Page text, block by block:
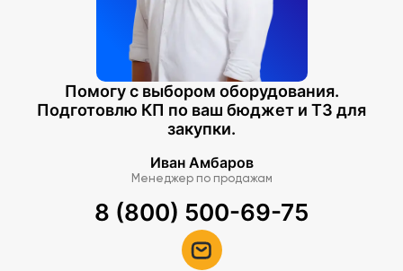
Помогу с выбором оборудования.
Подготовлю КП по ваш бюджет и ТЗ для
закупки.
Иван Амбаров
Менеджер по продажам
8 (800) 500-69-75